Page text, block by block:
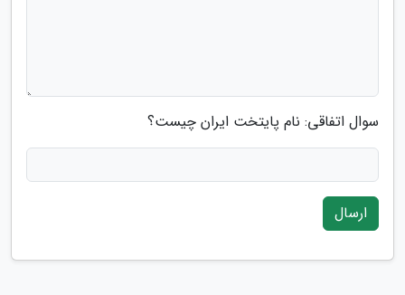
سوال اتفاقی: نام پایتخت ایران چیست؟
ارسال